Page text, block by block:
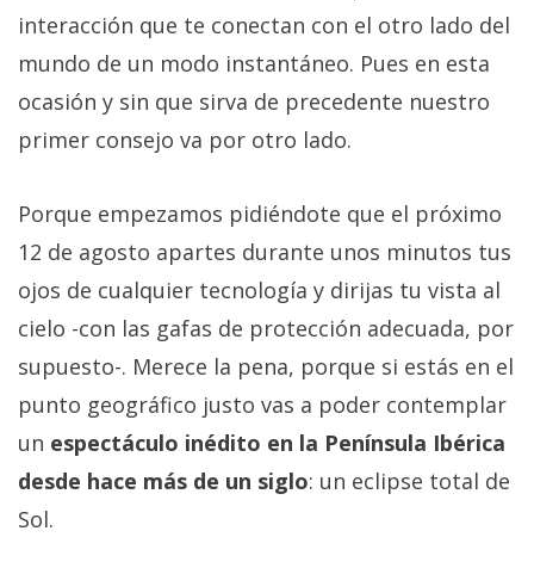
interacción que te conectan con el otro lado del
mundo de un modo instantáneo. Pues en esta
ocasión y sin que sirva de precedente nuestro
primer consejo va por otro lado.
Porque empezamos pidiéndote que el próximo
12 de agosto apartes durante unos minutos tus
ojos de cualquier tecnología y dirijas tu vista al
cielo -con las gafas de protección adecuada, por
supuesto-. Merece la pena, porque si estás en el
punto geográfico justo vas a poder contemplar
un espectáculo inédito en la Península Ibérica
desde hace más de un siglo: un eclipse total de
Sol.